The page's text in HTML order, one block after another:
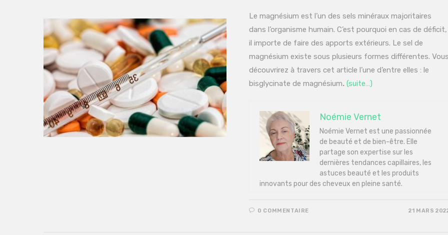
Le magnésium est l’un des sels minéraux majoritaires
dans l’organisme humain. C’est pourquoi en cas de déficit,
il importe de faire des apports extérieurs. Le sel de
magnésium existe sous plusieurs formes différentes.
découvrirez à travers cet article l’une d’entre elles : le
bisglycinate de magnésium. (suite…)
Noémie Vernet
Noémie Vernet est une passionnée
de beauté et de bien-être. Elle
partage son expertise sur les
dernières tendances capillaires, les
astuces beauté et les produits
innovants pour des cheveux en pleine santé.
0 COMMENTAIRE 21 MARS